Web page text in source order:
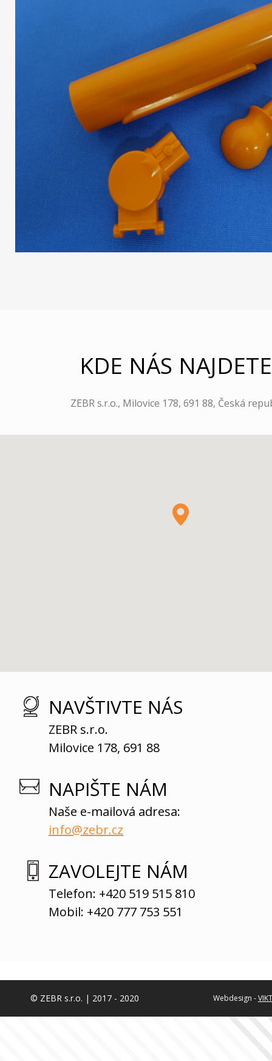
KDE NÁS
ZEBR s.r.o., Milovice 178, 691 88, Česká
NAVŠTIVTE NÁS
ZEBR s.r.o.
Milovice 178, 691 88
NAPIŠTE NÁM
Naše e-mailová adresa:
info@zebr.cz
ZAVOLEJTE NÁM
Telefon: +420 519 515 810
Mobil: +420 777 753 551
© ZEBR s.r.o. | 2017 - 2020 Webdesign -